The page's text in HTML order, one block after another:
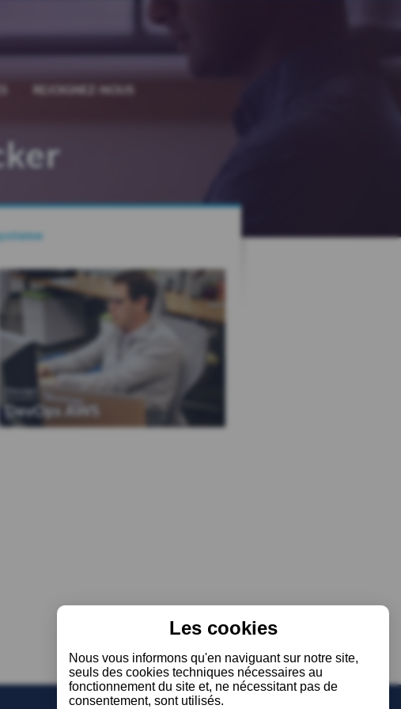
REJOIGNEZ-NOUS
Devops
DevOps AWS
Les cookies
Nous vous informons qu'en naviguant sur notre site,
seuls des cookies techniques nécessaires au
fonctionnement du site et, ne nécessitant pas de
consentement, sont utilisés.